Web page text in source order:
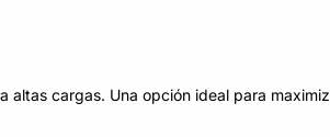
cargas. Una opción ideal para